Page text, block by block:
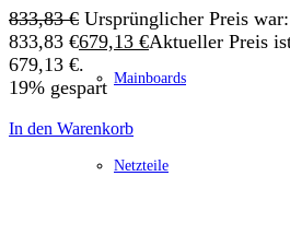
Mainboards
Netzteile
Netzteil
Alle ansehen
PC Systeme
APPLE
Alle APPLE
Mac Pro
833,83€ Ursprünglicher Preis war:
833,83 €679,13 €Aktueller Preis
679,13 €.
19% gespart
In den Warenkorb